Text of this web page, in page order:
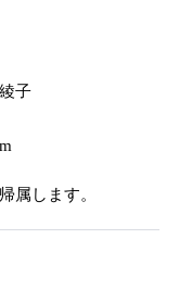
子
属します。